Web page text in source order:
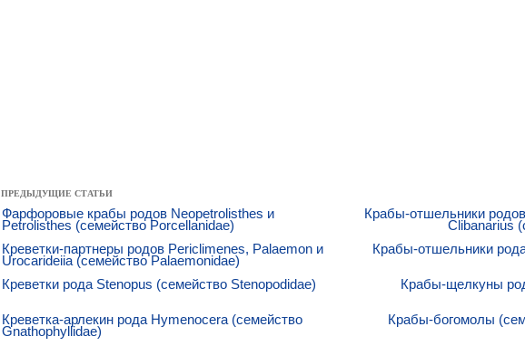
ПРЕДЫДУЩИЕ СТАТЬИ
Фарфоровые крабы родов Neopetrolisthes и
Petrolisthes (семейство Porcellanidae)
Креветки-партнеры родов Periclimenes, Palaemon и
Urocarideiia (семейство Palaemonidae)
Креветки рода Stenopus (семейство Stenopodidae)
Креветка-арлекин рода Hymenocera (семейство
Gnathophyllidae)
Крабы-отшельники
Clibanarius
Крабы-отшельники
Крабы-щелкуны
Крабы-богомолы